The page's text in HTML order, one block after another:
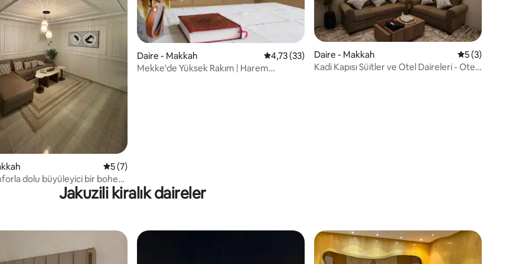
puan, 92 değerlendirme5 üzerinden ortalama 5 puan, 7 değerlendirme
5 (7)
dolu büyüleyici bir bohem
Daire - Makkah 5 üzerinden ortalama 4,73 puan, 33 değerlendirme
4,73 (33)
Mekke'de Yüksek Rakım | Harem
Daire - Makkah 5 üzerinden
5 (3)
Kadi Kapısı Süitler ve Otel Daireleri - Otel
Jakuzili kiralık daireler